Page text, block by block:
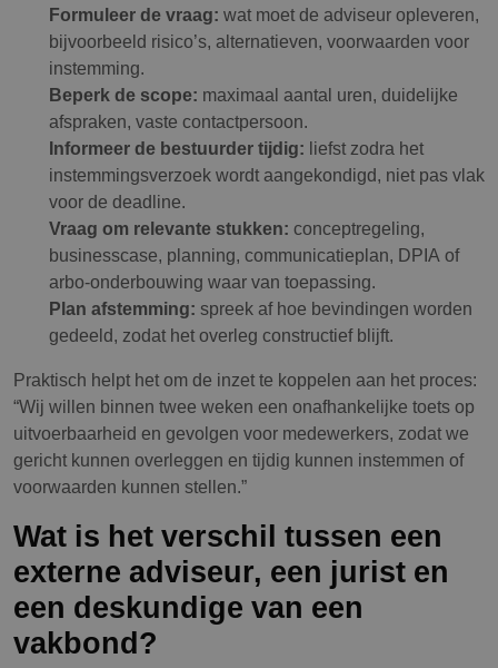
Formuleer de vraag: wat moet de adviseur opleveren,
bijvoorbeeld risico’s, alternatieven, voorwaarden voor
instemming.
Beperk de scope: maximaal aantal uren, duidelijke
afspraken, vaste contactpersoon.
Informeer de bestuurder tijdig: liefst zodra het
instemmingsverzoek wordt aangekondigd, niet pas vlak
voor de deadline.
Vraag om relevante stukken: conceptregeling,
businesscase, planning, communicatieplan, DPIA of
arbo-onderbouwing waar van toepassing.
Plan afstemming: spreek af hoe bevindingen worden
gedeeld, zodat het overleg constructief blijft.
Praktisch helpt het om de inzet te koppelen aan het proces:
“Wij willen binnen twee weken een onafhankelijke toets op
uitvoerbaarheid en gevolgen voor medewerkers, zodat we
gericht kunnen overleggen en tijdig kunnen instemmen of
voorwaarden kunnen stellen.”
Wat is het verschil tussen een
externe adviseur, een jurist en
een deskundige van een
vakbond?